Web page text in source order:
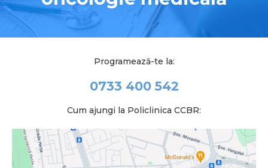
CONTACT
CARIERE
PROGRAMEAZA-TE
Programează-te la:
0733 400 542
Cum ajungi la Policlinica CCBR: